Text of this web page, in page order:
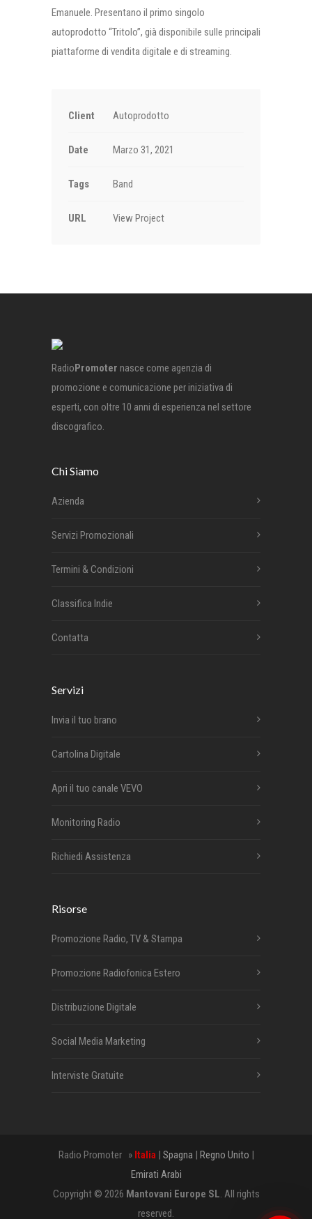
Emanuele. Presentano il primo singolo
autoprodotto “Tritolo”, già disponibile sulle principali
piattaforme di vendita digitale e di streaming.
Client Autoprodotto
Date Marzo 31, 2021
Tags Band
URL View Project
RadioPromoter nasce come agenzia di
promozione e comunicazione per iniziativa di
esperti, con oltre 10 anni di esperienza nel settore
discografico.
Chi Siamo
Azienda
Servizi Promozionali
Termini & Condizioni
Classifica Indie
Contatta
Servizi
Invia il tuo brano
Cartolina Digitale
Apri il tuo canale VEVO
Monitoring Radio
Richiedi Assistenza
Risorse
Promozione Radio, TV & Stampa
Promozione Radiofonica Estero
Distribuzione Digitale
Social Media Marketing
Interviste Gratuite
Radio Promoter » Italia| Spagna | Regno Unito |
Emirati Arabi
Copyright © 2026 Mantovani Europe SL. All rights
reserved.